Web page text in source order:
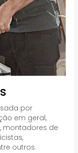
por
em geral,
montadores de
outros.